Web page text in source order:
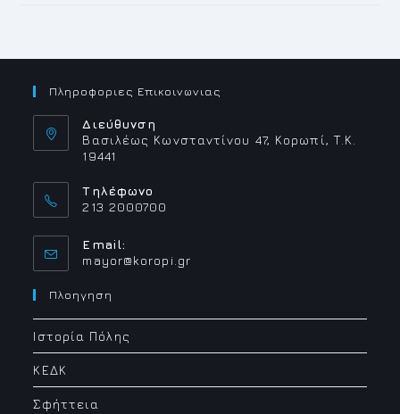
Πληροφοριες Επικοινωνιας
Διεύθυνση
Βασιλέως Κωνσταντίνου 47, Κορωπί, Τ.Κ.
19441
Τηλέφωνο
213 2000700
Email:
mayor@koropi.grOpens
Πλοηγηση
Ιστορία Πόλης
ΚΕΔΚ
Σφήττεια